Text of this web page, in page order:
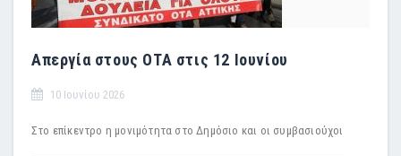
Απεργία στους ΟΤΑ στις 12 Ιουνίου
10 Ιουνίου 2026
Στο επίκεντρο η μονιμότητα στο Δημόσιο και οι συμβασιούχοι